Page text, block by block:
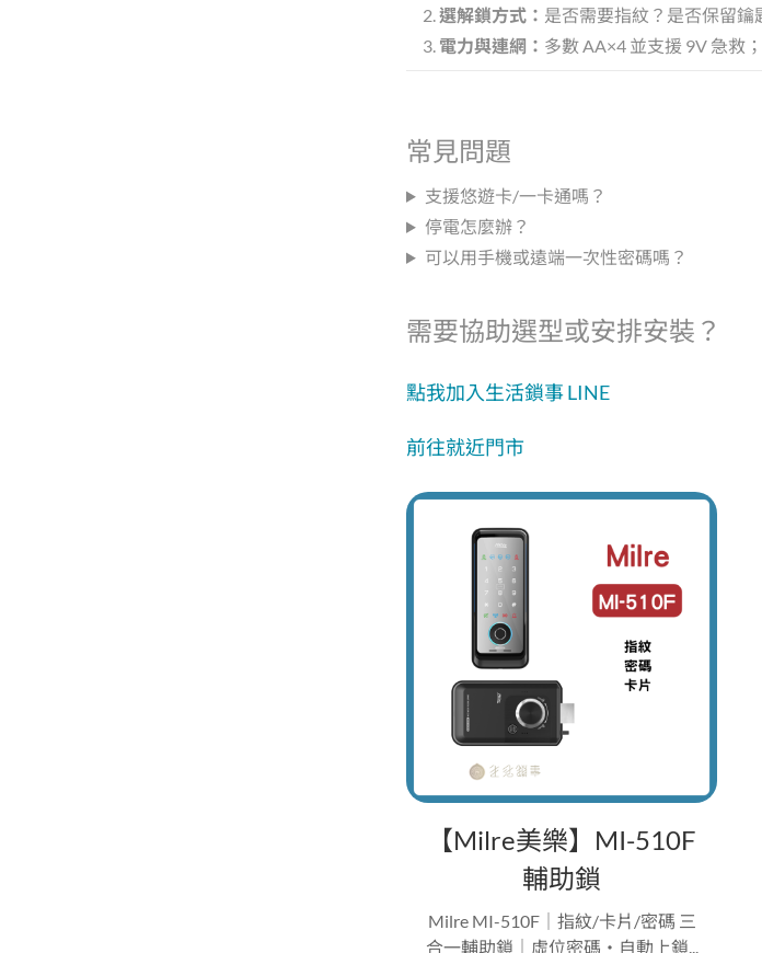
選解鎖方式： 是否需要指紋？是否保留鑰
電力與連網： 多數 AA×4 並支援 9V 急救
常見問題
支援悠遊卡/一卡通嗎？
停電怎麼辦？
可以用手機或遠端一次性密碼嗎？
需要協助選型或安排安裝？
點我加入生活鎖事 LINE
前往就近門市
【Milre美樂】MI-510F
輔助鎖
Milre MI-510F｜指紋/卡片/密碼 三
合一輔助鎖｜虛位密碼・自動上鎖...